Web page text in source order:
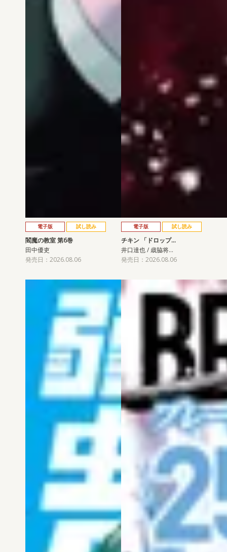
電子版 試し読み
閻魔の教室 第6巻
田中優吏
発売日：2026.08.06
電子版 試し読み
チキン 「ドロップ…
井口達也 / 歳脇将…
発売日：2026.08.06